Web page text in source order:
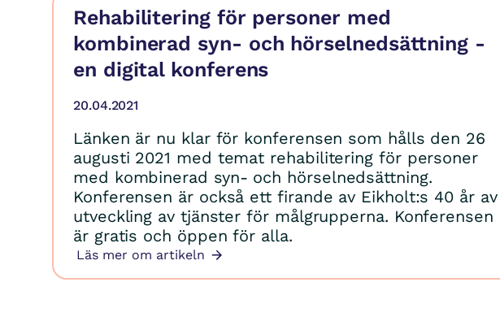
Rehabilitering för personer med
kombinerad syn- och hörselnedsättning -
en digital konferens
20.04.2021
Länken är nu klar för konferensen som hålls den 26
augusti 2021 med temat rehabilitering för personer
med kombinerad syn- och hörselnedsättning.
Konferensen är också ett firande av Eikholt:s 40 år av
utveckling av tjänster för målgrupperna. Konferensen
är gratis och öppen för alla.
Läs mer om artikeln